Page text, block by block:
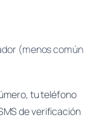
(menos común
tu teléfono
de verificación